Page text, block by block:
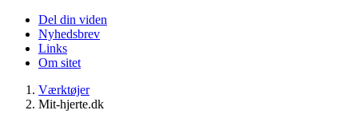
Del din viden
Nyhedsbrev
Links
Om sitet
Værktøjer
Mit-hjerte.dk